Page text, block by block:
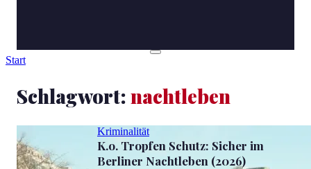
Start
Schlagwort:nachtleben
Kriminalität
K.o. Tropfen Schutz: Sicher im
Berliner Nachtleben (2026)